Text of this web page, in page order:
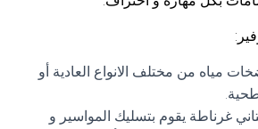
مياه من مختلف الانواع العادية أو
غرناطة يقوم بتسليك المواسير و